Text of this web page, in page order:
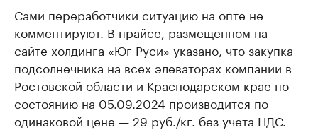
Сами переработчики ситуацию на опте не
комментируют. В прайсе, размещенном на
сайте холдинга «Юг Руси» указано, что закупка
подсолнечника на всех элеваторах компании в
Ростовской области и Краснодарском крае по
состоянию на 05.09.2024 производится по
одинаковой цене — 29 руб./кг. без учета НДС.